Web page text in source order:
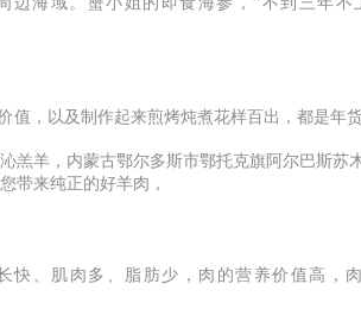
值，以及制作起来煎烤炖煮花样百出，都是年
羔羊，内蒙古鄂尔多斯市鄂托克旗阿尔巴
来纯正的好羊肉，
快、肌肉多、脂肪少，肉的营养价值高，